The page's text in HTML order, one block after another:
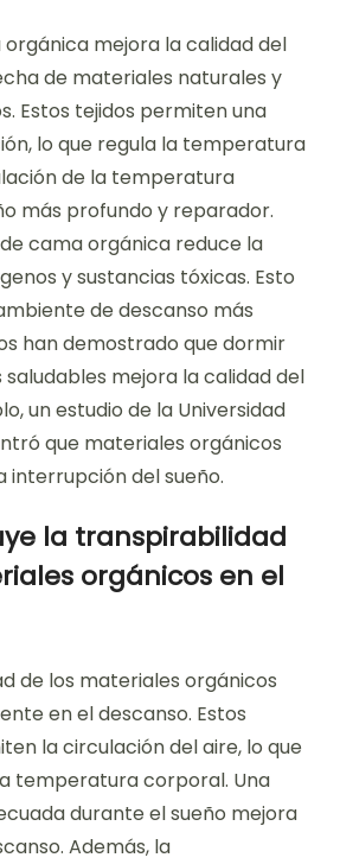
mejora la calidad del
de materiales naturales y
Estos tejidos permiten una
lo que regula la temperatura
de la temperatura
más profundo y reparador.
cama orgánica reduce la
y sustancias tóxicas. Esto
de descanso más
han demostrado que dormir
mejora la calidad del
un estudio de la Universidad
que materiales orgánicos
interrupción del sueño.
la transpirabilidad
orgánicos en el
de los materiales orgánicos
en el descanso. Estos
la circulación del aire, lo que
temperatura corporal. Una
durante el sueño mejora
Además, la